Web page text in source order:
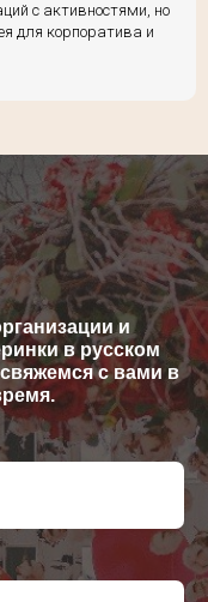
с активностями, но
для корпоратива и
и
в русском
с вами в